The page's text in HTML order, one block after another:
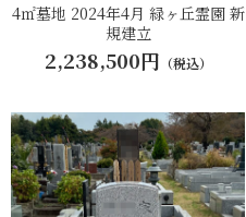
4㎡墓地 2024年4月 緑ヶ丘霊園 新
規建立
2,238,500円 （税込）